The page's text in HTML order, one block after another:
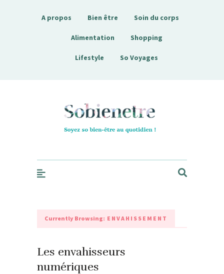
A propos Bien être Soin du corps
Alimentation Shopping
Lifestyle So Voyages
Sobienetre
Currently Browsing: ENVAHISSEMENT
Les envahisseurs
numériques